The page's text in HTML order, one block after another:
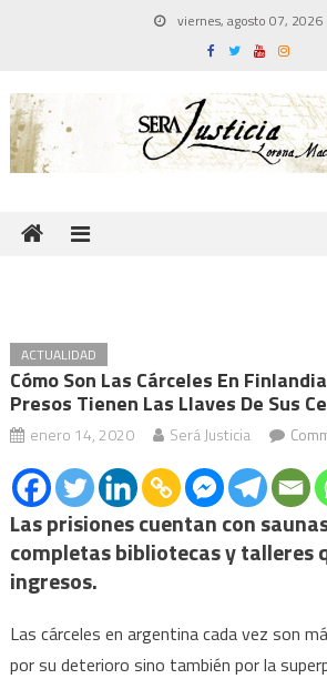
viernes, agosto 07, 2026
ACTUALIDAD
Cómo Son Las Cárceles En
Presos Tienen Las Llaves De Sus
enero 14, 2020 Será Justicia
Las prisiones cuentan con
completas bibliotecas y talleres
ingresos.
Las cárceles en argentina cada vez son
por su deterioro sino también por la